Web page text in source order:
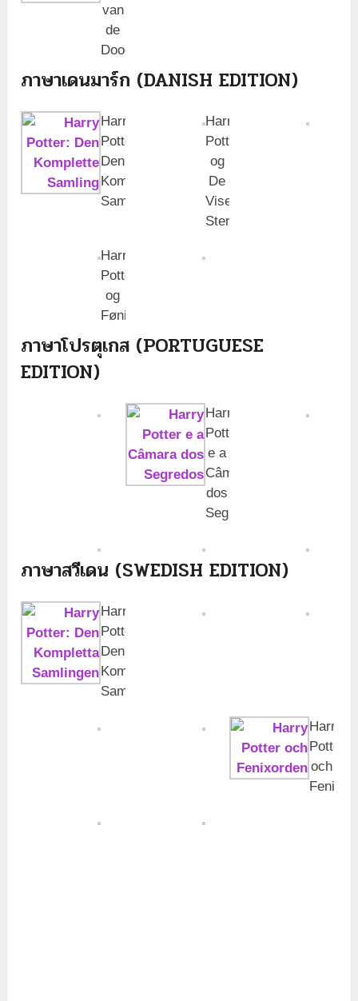
van
de
Dood
ภาษาเดนมาร์ก (DANISH EDITION)
Harry
Potter:
Den
Komplette
Samling
Harry
Potter
og
De
Vises
Sten
Harry
Potter
og
Fønixordenen
ภาษาโปรตุเกส (PORTUGUESE
EDITION)
Harry
Potter
e a
Câmara
dos
Segredos
ภาษาสวีเดน (SWEDISH EDITION)
Harry
Potter:
Den
Kompletta
Samlingen
Harry
Potter
och